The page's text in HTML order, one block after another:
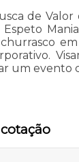
de Valor
Espeto
um evento